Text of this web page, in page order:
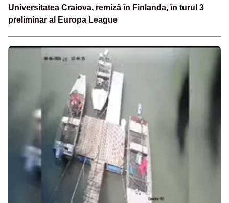
Universitatea Craiova, remiză în Finlanda, în turul 3
preliminar al Europa League